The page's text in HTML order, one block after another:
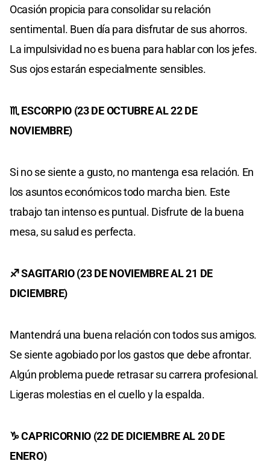
Ocasión propicia para consolidar su relación
sentimental. Buen día para disfrutar de sus ahorros.
La impulsividad no es buena para hablar con los jefes.
Sus ojos estarán especialmente sensibles.
♏ ESCORPIO (23 DE OCTUBRE AL 22 DE
NOVIEMBRE)
Si no se siente a gusto, no mantenga esa relación. En
los asuntos económicos todo marcha bien. Este
trabajo tan intenso es puntual. Disfrute de la buena
mesa, su salud es perfecta.
♐ SAGITARIO (23 DE NOVIEMBRE AL 21 DE
DICIEMBRE)
Mantendrá una buena relación con todos sus amigos.
Se siente agobiado por los gastos que debe afrontar.
Algún problema puede retrasar su carrera profesional.
Ligeras molestias en el cuello y la espalda.
♑ CAPRICORNIO (22 DE DICIEMBRE AL 20 DE
ENERO)